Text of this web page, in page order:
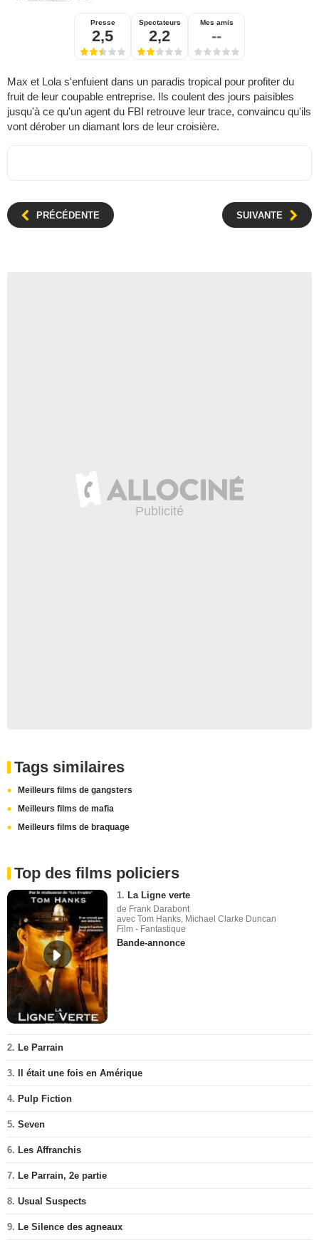
Presse
2,5
Spectateurs
2,2
Mes amis
--
Max et Lola s'enfuient dans un paradis tropical pour profiter du
fruit de leur coupable entreprise. Ils coulent des jours paisibles
jusqu'à ce qu'un agent du FBI retrouve leur trace, convaincu qu'ils
vont dérober un diamant lors de leur croisière.
PRÉCÉDENTE SUIVANTE
Tags similaires
Meilleurs films de gangsters
Meilleurs films de mafia
Meilleurs films de braquage
Top des films policiers
1. La Ligne verte
de Frank Darabont
avec Tom Hanks, Michael Clarke Duncan
Film - Fantastique
Bande-annonce
2. Le Parrain
3. Il était une fois en Amérique
4. Pulp Fiction
5. Seven
6. Les Affranchis
7. Le Parrain, 2e partie
8. Usual Suspects
9. Le Silence des agneaux